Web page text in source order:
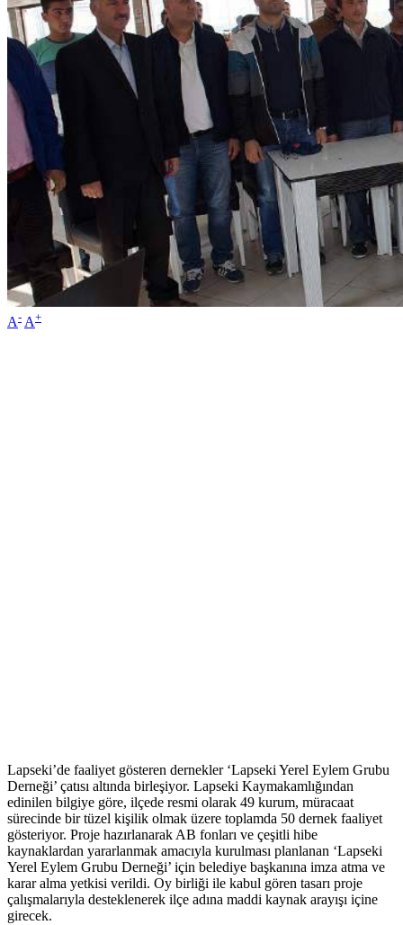
A- A+
Lapseki’de faaliyet gösteren dernekler ‘Lapseki Yerel Eylem Grubu
Derneği’ çatısı altında birleşiyor. Lapseki Kaymakamlığından
edinilen bilgiye göre, ilçede resmi olarak 49 kurum, müracaat
sürecinde bir tüzel kişilik olmak üzere toplamda 50 dernek faaliyet
gösteriyor. Proje hazırlanarak AB fonları ve çeşitli hibe
kaynaklardan yararlanmak amacıyla kurulması planlanan ‘Lapseki
Yerel Eylem Grubu Derneği’ için belediye başkanına imza atma ve
karar alma yetkisi verildi. Oy birliği ile kabul gören tasarı proje
çalışmalarıyla desteklenerek ilçe adına maddi kaynak arayışı içine
girecek.